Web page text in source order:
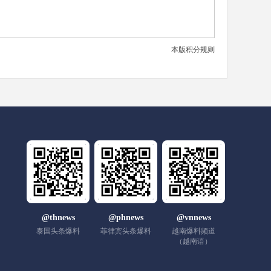
本版积分规则
@thnews
泰国头条爆料
@phnews
菲律宾头条爆料
@vnnews
越南爆料频道
（越南语）